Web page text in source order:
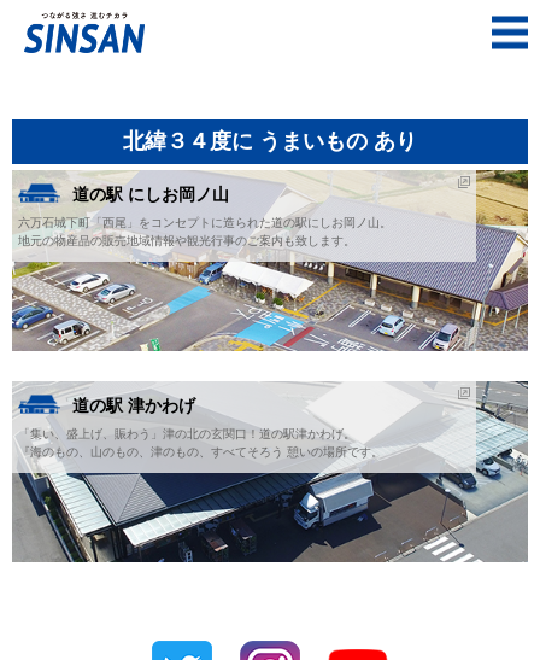
北緯３４度に うまいもの あり
道の駅 にしお岡ノ山
六万石城下町「西尾」をコンセプトに造られた道の駅にしお岡ノ山。
地元の物産品の販売地域情報や観光行事のご案内も致します。
道の駅 津かわげ
「集い、盛上げ、賑わう」津の北の玄関口！道の駅津かわげ。
『海のもの、山のもの、津のもの、すべてそろう 憩いの場所です。